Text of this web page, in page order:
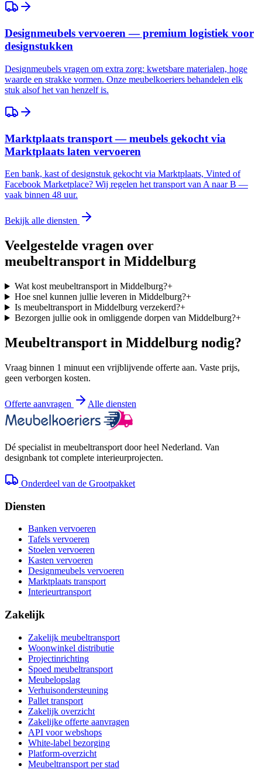
Designmeubels vervoeren — premium logistiek voor
designstukken
Designmeubels vragen om extra zorg: kwetsbare materialen, hoge
waarde en strakke vormen. Onze meubelkoeriers behandelen elk
stuk alsof het van henzelf is.
Marktplaats transport — meubels gekocht via
Marktplaats laten vervoeren
Een bank, kast of designstuk gekocht via Marktplaats, Vinted of
Facebook Marketplace? Wij regelen het transport van A naar B —
vaak binnen 48 uur.
Bekijk alle diensten
Veelgestelde vragen over
meubeltransport in Middelburg
Wat kost meubeltransport in Middelburg?+
Hoe snel kunnen jullie leveren in Middelburg?+
Is meubeltransport in Middelburg verzekerd?+
Bezorgen jullie ook in omliggende dorpen van Middelburg?+
Meubeltransport in Middelburg nodig?
Vraag binnen 1 minuut een vrijblijvende offerte aan. Vaste prijs,
geen verborgen kosten.
Offerte aanvragen Alle diensten
Dé specialist in meubeltransport door heel Nederland. Van
designbank tot complete interieurprojecten.
Onderdeel van de Grootpakket
Diensten
Banken vervoeren
Tafels vervoeren
Stoelen vervoeren
Kasten vervoeren
Designmeubels vervoeren
Marktplaats transport
Interieurtransport
Zakelijk
Zakelijk meubeltransport
Woonwinkel distributie
Projectinrichting
Spoed meubeltransport
Meubelopslag
Verhuisondersteuning
Pallet transport
Zakelijk overzicht
Zakelijke offerte aanvragen
API voor webshops
White-label bezorging
Platform-overzicht
Meubeltransport per stad